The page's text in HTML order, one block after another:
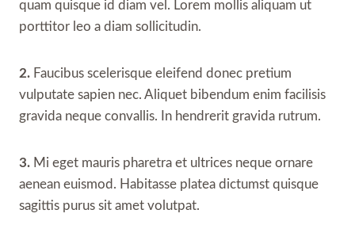
quam quisque id diam vel. Lorem mollis aliquam ut
porttitor leo a diam sollicitudin.
2. Faucibus scelerisque eleifend donec pretium
vulputate sapien nec. Aliquet bibendum enim facilisis
gravida neque convallis. In hendrerit gravida rutrum.
3. Mi eget mauris pharetra et ultrices neque ornare
aenean euismod. Habitasse platea dictumst quisque
sagittis purus sit amet volutpat.